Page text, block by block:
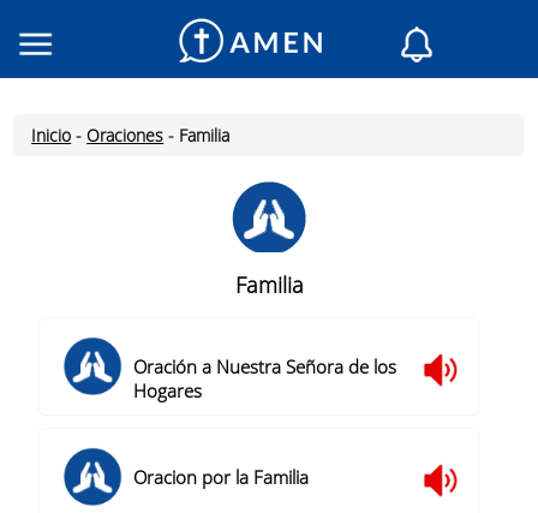
Consagrados
Lectura del día
Inicia Sesión
Inscríbete
Inicio -Oraciones - Familia
Familia
Oración a Nuestra Señora de los
Hogares
Oracion por la Familia